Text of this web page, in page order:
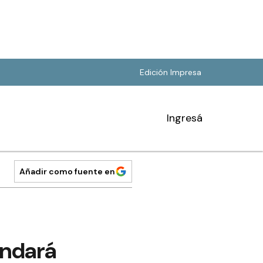
Edición Impresa
Ingresá
Añadir como fuente en